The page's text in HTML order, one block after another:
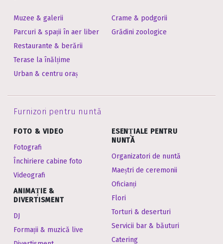
Muzee & galerii
Parcuri & spații în aer liber
Restaurante & berării
Terase la înălțime
Urban & centru oraș
Crame & podgorii
Grădini zoologice
Furnizori pentru nuntă
FOTO & VIDEO
Fotografi
Închiriere cabine foto
Videografi
ANIMAȚIE &
DIVERTISMENT
DJ
Formații & muzică live
ESENȚIALE PENTRU
NUNTĂ
Organizatori de nuntă
Maeștri de ceremonii
Oficianți
Flori
Torturi & deserturi
Servicii bar & băuturi
Catering